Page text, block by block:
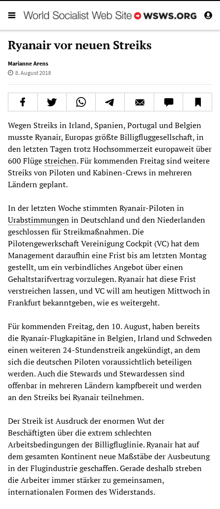
Ryanair vor neuen Streiks
Marianne Arens
8. August 2018
Wegen Streiks in Irland, Spanien, Portugal und Belgien
musste Ryanair, Europas größte Billigfluggesellschaft, in
den letzten Tagen trotz Hochsommerzeit europaweit über
600 Flügestreichen. Für kommenden Freitag sind weitere
Streiks von Piloten und Kabinen-Crews in mehreren
Ländern geplant.
In der letzten Woche stimmten Ryanair-Piloten in
Urabstimmungenin Deutschland und den Niederlanden
geschlossen für Streikmaßnahmen. Die
Pilotengewerkschaft Vereinigung Cockpit (VC) hat dem
Management daraufhin eine Frist bis am letzten Montag
gestellt, um ein verbindliches Angebot über einen
Gehaltstarifvertrag vorzulegen. Ryanair hat diese Frist
verstreichen lassen, und VC will am heutigen Mittwoch in
Frankfurt bekanntgeben, wie es weitergeht.
Für kommenden Freitag, den 10. August, haben bereits
die Ryanair-Flugkapitäne in Belgien, Irland und Schweden
einen weiteren 24-Stundenstreik angekündigt, an dem
sich die deutschen Piloten voraussichtlich beteiligen
werden. Auch die Stewards und Stewardessen sind
offenbar in mehreren Ländern kampfbereit und werden
an den Streiks bei Ryanair teilnehmen.
Der Streik ist Ausdruck der enormen Wut der
Beschäftigten über die extrem schlechten
Arbeitsbedingungen der Billigfluglinie. Ryanair hat auf
dem gesamten Kontinent neue Maßstäbe der Ausbeutung
in der Flugindustrie geschaffen. Gerade deshalb streben
die Arbeiter immer stärker zu gemeinsamen,
internationalen Formen des Widerstands.